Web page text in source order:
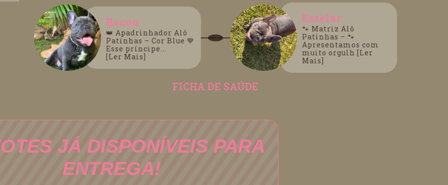
Bacon
👑 Apadrinhador Alô
Patinhas – Cor Blue 💙
Esse príncipe...
[Ler Mais]
Estelar
🐾 Matriz Alô
Patinhas – 🐾
Apresentamos com
muito orgulh [Ler
Mais]
FICHA DE SAÚDE
JÁ DISPONÍVEIS PARA
ENTREGA!